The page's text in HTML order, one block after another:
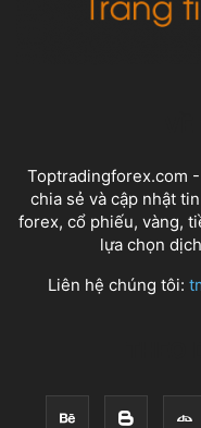
Toptradingforex.com
chia sẻ và cập nhật
forex, cổ phiếu, vàng,
lựa chọn
Liên hệ chúng tôi: